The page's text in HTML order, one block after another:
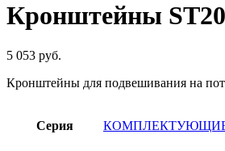
Кронштейны
5 053 руб.
Кронштейны для подвешивания на
Серия